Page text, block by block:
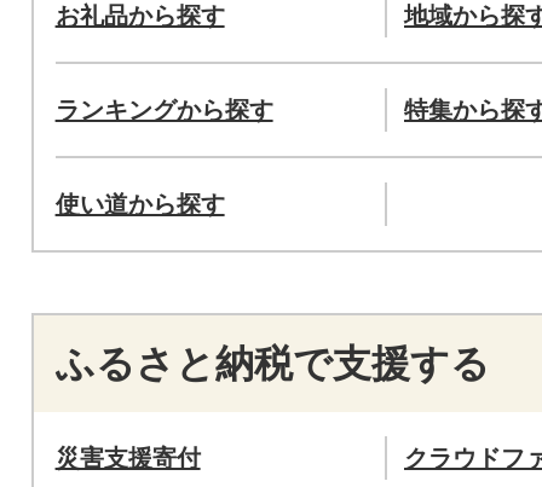
お礼品から探す 地域から探
ランキングから探す 特集から探
使い道から探す
ふるさと納税で支援する
災害支援寄付 クラウドフ